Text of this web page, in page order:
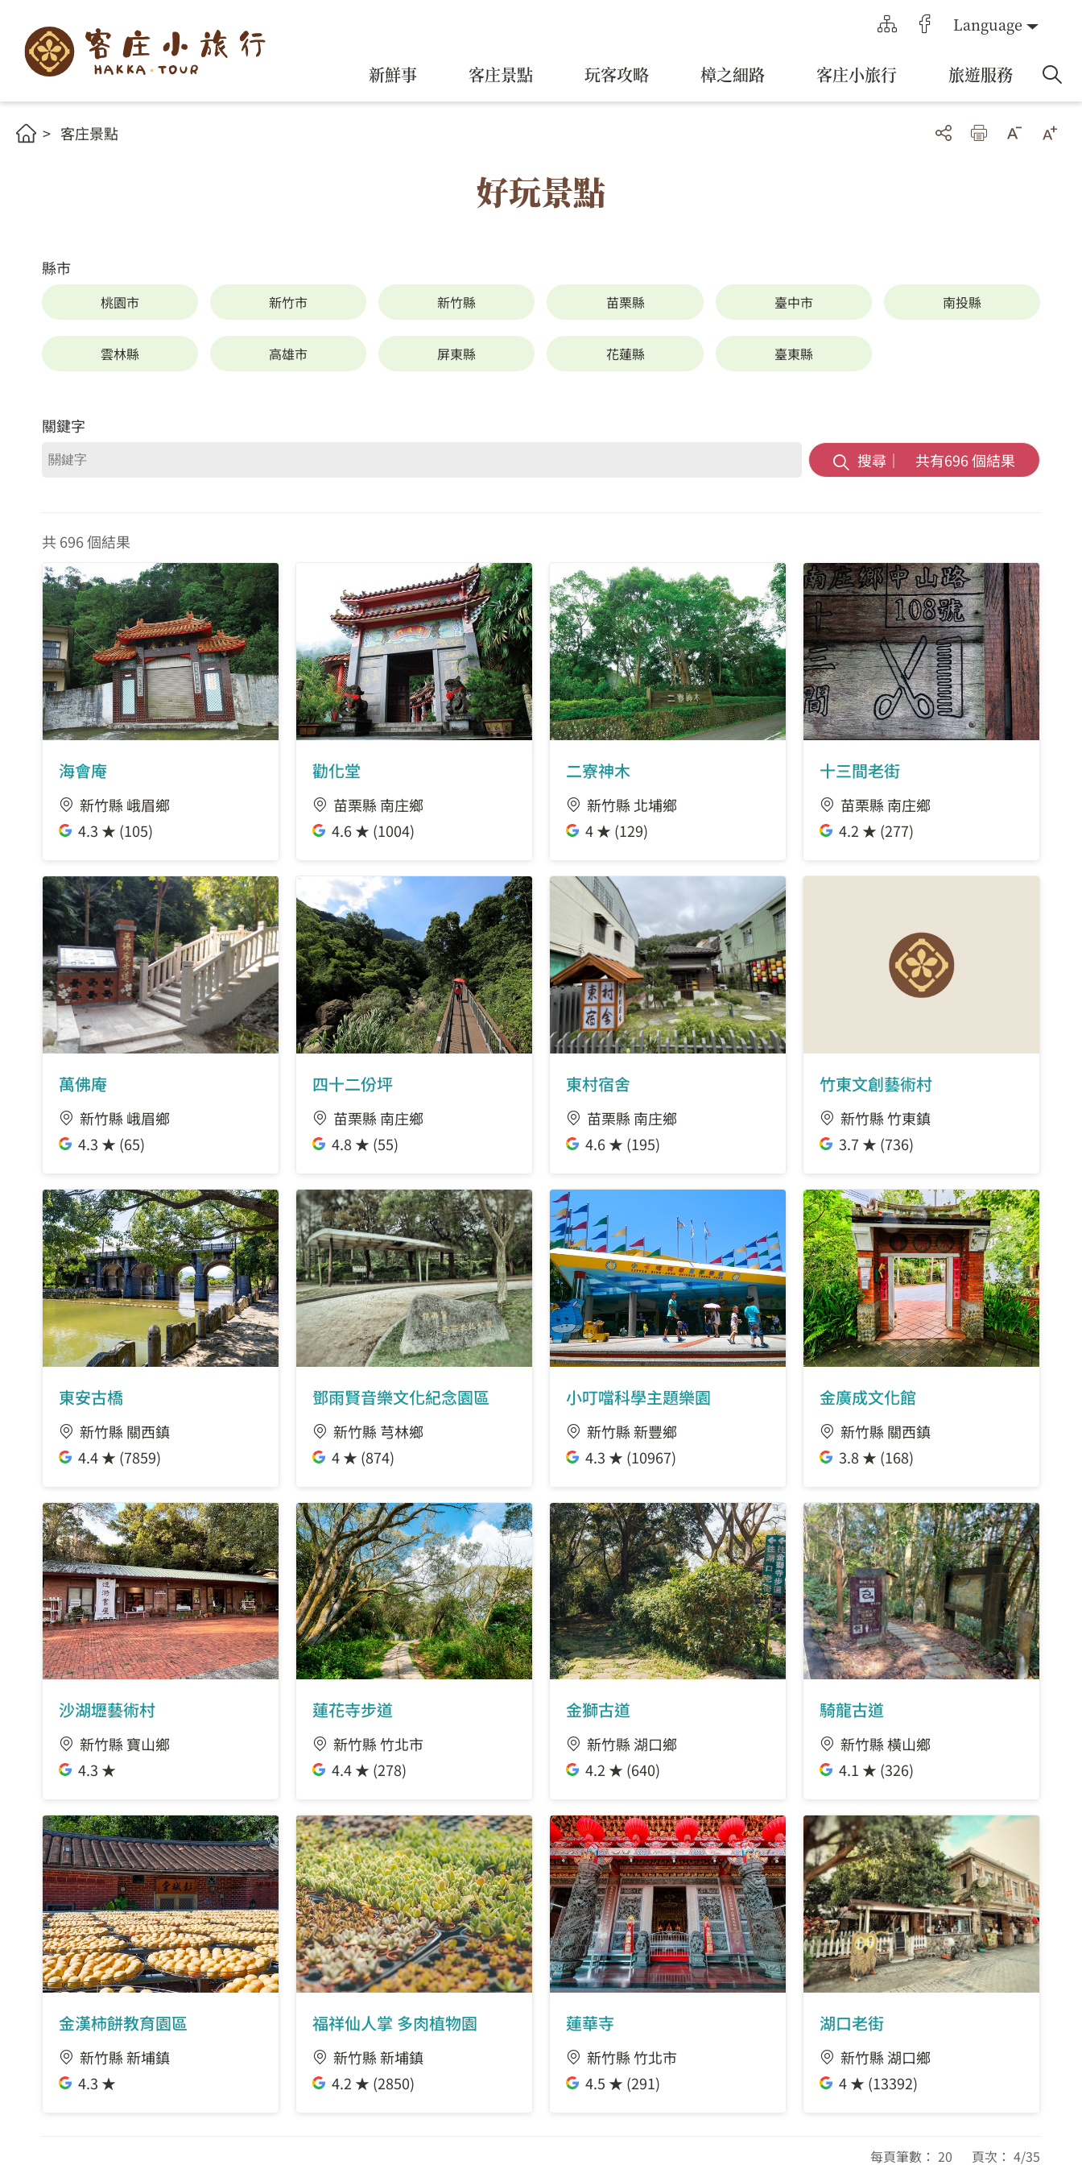
Language
新鮮事 客庄景點 玩客攻略 樟之細路 客庄小旅行 旅遊服務
客庄景點
好玩景點
縣市
桃園市 新竹市 新竹縣 苗栗縣 臺中市 南投縣
雲林縣 高雄市 屏東縣 花蓮縣 臺東縣
關鍵字
搜尋｜ 共有696個結果
共 696 個結果
海會庵
新竹縣 峨眉鄉
4.3 ★ (105)
勸化堂
苗栗縣 南庄鄉
4.6 ★ (1004)
二寮神木
新竹縣 北埔鄉
4 ★ (129)
十三間老街
苗栗縣 南庄鄉
4.2 ★ (277)
萬佛庵
新竹縣 峨眉鄉
4.3 ★ (65)
四十二份坪
苗栗縣 南庄鄉
4.8 ★ (55)
東村宿舍
苗栗縣 南庄鄉
4.6 ★ (195)
竹東文創藝術村
新竹縣 竹東鎮
3.7 ★ (736)
東安古橋
新竹縣 關西鎮
4.4 ★ (7859)
鄧雨賢音樂文化紀念園區
新竹縣 芎林鄉
4 ★ (874)
小叮噹科學主題樂園
新竹縣 新豐鄉
4.3 ★ (10967)
金廣成文化館
新竹縣 關西鎮
3.8 ★ (168)
沙湖壢藝術村
新竹縣 寶山鄉
4.3 ★
蓮花寺步道
新竹縣 竹北市
4.4 ★ (278)
金獅古道
新竹縣 湖口鄉
4.2 ★ (640)
騎龍古道
新竹縣 橫山鄉
4.1 ★ (326)
金漢柿餅教育園區
新竹縣 新埔鎮
4.3 ★
福祥仙人掌 多肉植物園
新竹縣 新埔鎮
4.2 ★ (2850)
蓮華寺
新竹縣 竹北市
4.5 ★ (291)
湖口老街
新竹縣 湖口鄉
4 ★ (13392)
每頁筆數： 20 頁次： 4/35